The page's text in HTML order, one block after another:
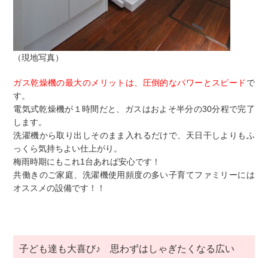
（現地写真）
ガス乾燥機の最大のメリットは、圧倒的なパワーとスピード で
す。
電気式乾燥機が１時間だと、ガスはおよそ半分の30分程で完了
します。
洗濯機から取り出しそのまま入れるだけで、天日干しよりもふ
っくら気持ちよい仕上がり。
梅雨時期にもこれ1台あれば安心です！
共働きのご家庭、洗濯機使用頻度の多い子育てファミリーには
オススメの設備です！！
子ども達も大喜び♪ 思わずはしゃぎたくなる広い